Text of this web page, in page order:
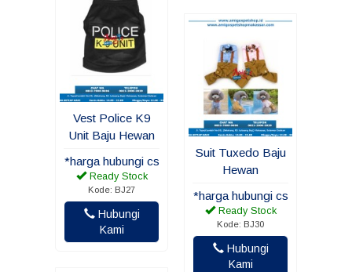
Vest Police K9
Unit Baju Hewan
*harga hubungi cs
Ready Stock
Kode: BJ27
Hubungi
Kami
Suit Tuxedo Baju
Hewan
*harga hubungi cs
Ready Stock
Kode: BJ30
Hubungi
Kami